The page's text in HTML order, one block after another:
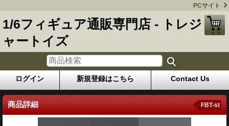
PCサイト
1/6フィギュア通販専門店 - トレジ
ャートイズ
ログイン 新規登録はこちら Contact Us
商品詳細 FBT-st